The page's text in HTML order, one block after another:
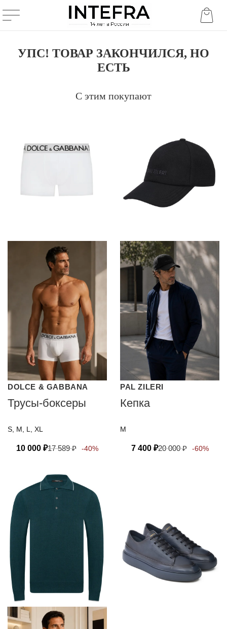
УПС! ТОВАР ЗАКОНЧИЛСЯ, НО
ЕСТЬ
С этим покупают
DOLCE & GABBANA
Трусы-боксеры
S, M, L, XL
10 000 ₽17 589₽ -40%
PAL ZILERI
Кепка
M
7 400 ₽20 000₽ -60%